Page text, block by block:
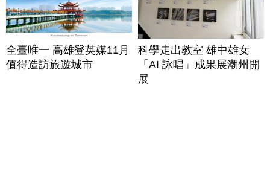
全臺唯一 高雄登英媒11月
值得造訪旅遊城市
科學走出教室 雄中雄女
「AI 詠唱」成果展潮州開
展